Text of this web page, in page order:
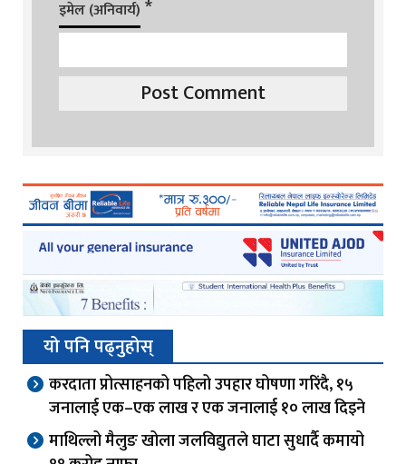
इमेल (अनिवार्य) *
यो पनि पढ्नुहोस्
करदाता प्रोत्साहनको पहिलो उपहार घोषणा गरिंदै, १५
जनालाई एक–एक लाख र एक जनालाई १० लाख दिइने
माथिल्लो मैलुङ खोला जलविद्युतले घाटा सुधार्दै कमायो